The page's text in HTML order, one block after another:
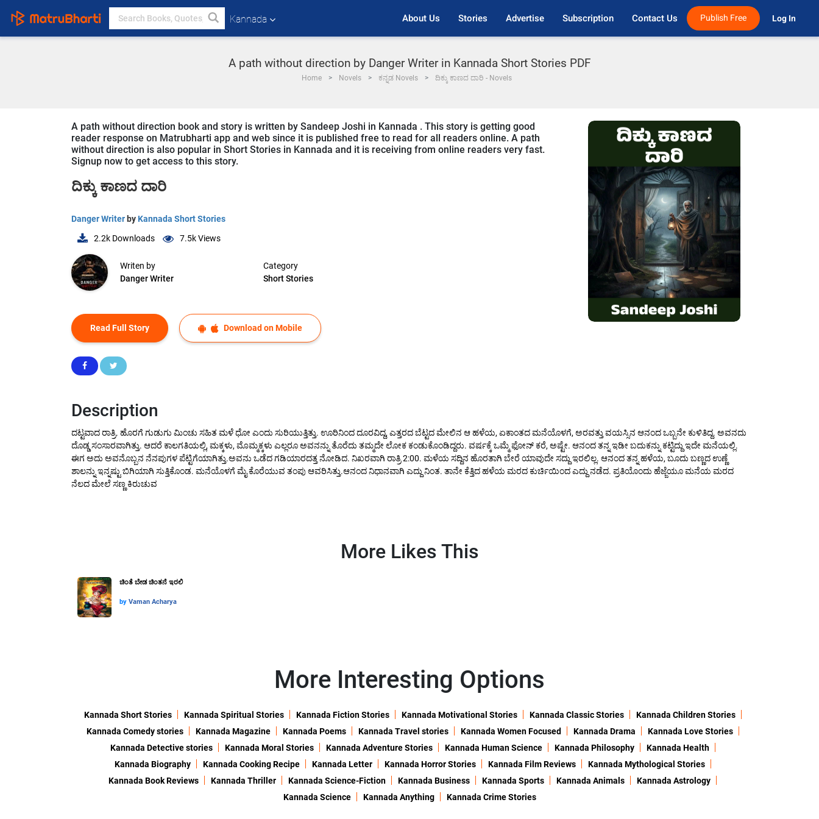
Kannada About Us Stories Advertise Subscription Contact Us Publish Free Log In
A path without direction by Danger Writer in Kannada Short Stories PDF
Home Novels ಕನ್ನಡ Novels ದಿಕ್ಕು ಕಾಣದ ದಾರಿ - Novels
A path without direction book and story is written by Sandeep Joshi in Kannada . This story is getting good
reader response on Matrubharti app and web since it is published free to read for all readers online. A path
without direction is also popular in Short Stories in Kannada and it is receiving from online readers very fast.
Signup now to get access to this story.
ದಿಕ್ಕು ಕಾಣದ ದಾರಿ
Danger Writer by Kannada Short Stories
2.2k Downloads 7.5kViews
Writen by
Danger Writer
Category
Short Stories
Read Full Story Download on Mobile
Description
ದಟ್ಟವಾದ ರಾತ್ರಿ. ಹೊರಗೆ ಗುಡುಗು ಮಿಂಚು ಸಹಿತ ಮಳೆ ಧೋ ಎಂದು ಸುರಿಯುತ್ತಿತ್ತು. ಊರಿನಿಂದ ದೂರವಿದ್ದ, ಎತ್ತರದ ಬೆಟ್ಟದ ಮೇಲಿನ ಆ ಹಳೆಯ, ಏಕಾಂತದ ಮನೆಯೊಳಗೆ, ಅರವತ್ತು ವಯಸ್ಸಿನ ಆನಂದ ಒಬ್ಬನೇ ಕುಳಿತಿದ್ದ. ಅವನದು
ದೊಡ್ಡ ಸಂಸಾರವಾಗಿತ್ತು. ಆದರೆ ಕಾಲಗತಿಯಲ್ಲಿ, ಮಕ್ಕಳು, ಮೊಮ್ಮಕ್ಕಳು ಎಲ್ಲರೂ ಅವನನ್ನು ತೊರೆದು ತಮ್ಮದೇ ಲೋಕ ಕಂಡುಕೊಂಡಿದ್ದರು. ವರ್ಷಕ್ಕೆ ಒಮ್ಮೆ ಫೋನ್ ಕರೆ, ಅಷ್ಟೇ. ಆನಂದ ತನ್ನ ಇಡೀ ಬದುಕನ್ನು ಕಟ್ಟಿದ್ದು ಇದೇ ಮನೆಯಲ್ಲಿ.
ಈಗ ಅದು ಅವನೊಬ್ಬನ ನೆನಪುಗಳ ಪೆಟ್ಟಿಗೆಯಾಗಿತ್ತು.ಅವನು ಒಡೆದ ಗಡಿಯಾರದತ್ತ ನೋಡಿದ. ನಿಖರವಾಗಿ ರಾತ್ರಿ 2:00. ಮಳೆಯ ಸದ್ದಿನ ಹೊರತಾಗಿ ಬೇರೆ ಯಾವುದೇ ಸದ್ದು ಇರಲಿಲ್ಲ. ಆನಂದ ತನ್ನ ಹಳೆಯ, ಬೂದು ಬಣ್ಣದ ಉಣ್ಣೆ
ಶಾಲನ್ನು ಇನ್ನಷ್ಟು ಬಿಗಿಯಾಗಿ ಸುತ್ತಿಕೊಂಡ. ಮನೆಯೊಳಗೆ ಮೈ ಕೊರೆಯುವ ತಂಪು ಆವರಿಸಿತ್ತು.ಆನಂದ ನಿಧಾನವಾಗಿ ಎದ್ದು ನಿಂತ. ತಾನೇ ಕೆತ್ತಿದ ಹಳೆಯ ಮರದ ಕುರ್ಚಿಯಿಂದ ಎದ್ದು ನಡೆದ. ಪ್ರತಿಯೊಂದು ಹೆಜ್ಜೆಯೂ ಮನೆಯ ಮರದ
ನೆಲದ ಮೇಲೆ ಸಣ್ಣ ಕಿರುಚುವ
More Likes This
ಚಿಂತೆ ಬೇಡ ಚಿಂತನೆ ಇರಲಿ
by Vaman Acharya
More Interesting Options
Kannada Short Stories Kannada Spiritual Stories Kannada Fiction Stories Kannada Motivational Stories Kannada Classic Stories
Kannada Children Stories
Kannada Comedy stories
Kannada Magazine Kannada Poems Kannada Travel stories Kannada Women Focused Kannada Drama
Kannada Love Stories
Kannada Detective stories
Kannada Moral Stories Kannada Adventure Stories Kannada Human Science Kannada Philosophy
Kannada Health
Kannada Biography
Kannada Cooking Recipe Kannada Letter Kannada Horror Stories Kannada Film Reviews
Kannada Mythological Stories
Kannada Book Reviews
Kannada Thriller Kannada Science-Fiction Kannada Business Kannada Sports Kannada Animals
Kannada Astrology
Kannada Science
Kannada Anything Kannada Crime Stories